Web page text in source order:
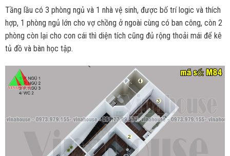
Tầng lầu có 3 phòng ngủ và 1 nhà vệ sinh, được bố trí logic và thích
hợp, 1 phòng ngủ lớn cho vợ chồng ở ngoài cùng có ban công, còn 2
phòng còn lại cho con cái thì diện tích cũng đủ rộng thoải mái để kê
tủ đồ và bàn học tập.